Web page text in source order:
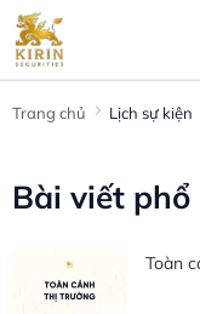
Trang chủ Lịch sự kiện
Bài viết phổ
Toàn